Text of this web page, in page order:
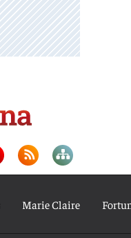
Marie Claire